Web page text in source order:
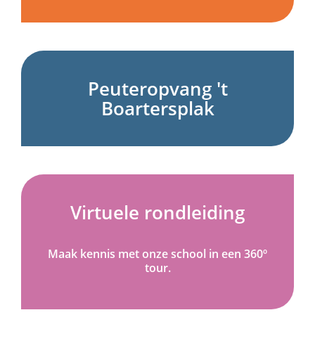
Peuteropvang 't
Boartersplak
Virtuele rondleiding
Maak kennis met onze school in een 360º
tour.